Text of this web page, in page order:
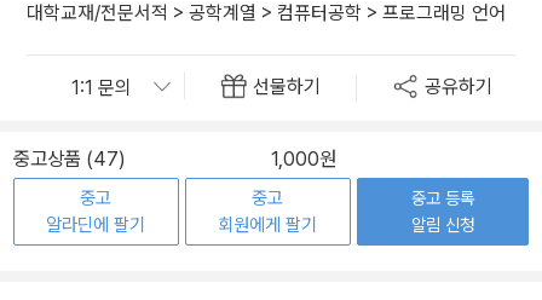
대학교재/전문서적 > 공학계열 > 컴퓨터공학 > 프로그래밍 언어
선물하기 공유하기
중고상품 (47) 1,000원
중고
알라딘에 팔기
중고
회원에게 팔기
중고 등록
알림 신청